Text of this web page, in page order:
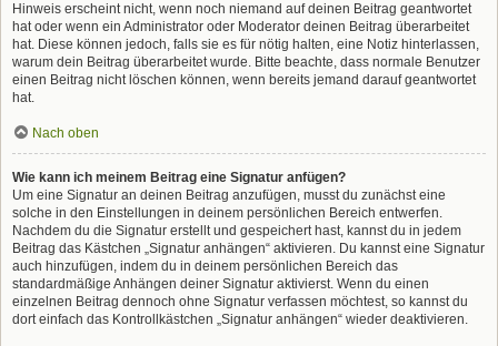
Hinweis erscheint nicht, wenn noch niemand auf deinen Beitrag geantwortet
hat oder wenn ein Administrator oder Moderator deinen Beitrag überarbeitet
hat. Diese können jedoch, falls sie es für nötig halten, eine Notiz hinterlassen,
warum dein Beitrag überarbeitet wurde. Bitte beachte, dass normale Benutzer
einen Beitrag nicht löschen können, wenn bereits jemand darauf geantwortet
hat.
Nach oben
Wie kann ich meinem Beitrag eine Signatur anfügen?
Um eine Signatur an deinen Beitrag anzufügen, musst du zunächst eine
solche in den Einstellungen in deinem persönlichen Bereich entwerfen.
Nachdem du die Signatur erstellt und gespeichert hast, kannst du in jedem
Beitrag das Kästchen „Signatur anhängen“ aktivieren. Du kannst eine Signatur
auch hinzufügen, indem du in deinem persönlichen Bereich das
standardmäßige Anhängen deiner Signatur aktivierst. Wenn du einen
einzelnen Beitrag dennoch ohne Signatur verfassen möchtest, so kannst du
dort einfach das Kontrollkästchen „Signatur anhängen“ wieder deaktivieren.